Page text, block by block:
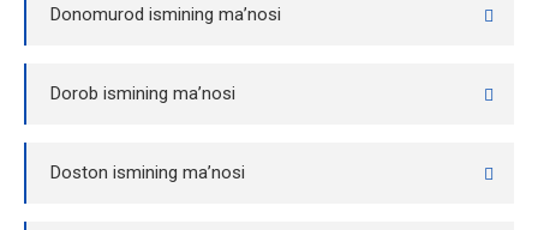
Donomurod ismining ma’nosi
Dorob ismining ma’nosi
Doston ismining ma’nosi